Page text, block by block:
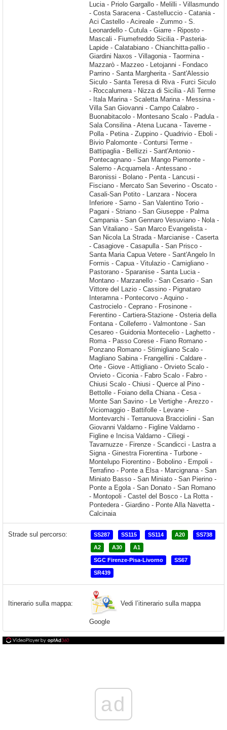
Strade sul percorso: SS287 SS115 SS114 A20 SS738
A2 A30 A1
SGC Firenze-Pisa-Livorno SS67
SR439
Itinerario sulla mappa: Vedi l’itinerario sulla mappa
Google
ad